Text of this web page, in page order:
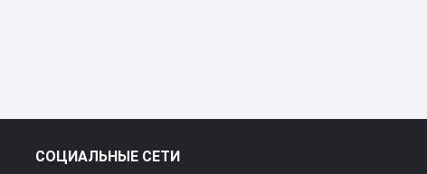
СОЦИАЛЬНЫЕ СЕТИ